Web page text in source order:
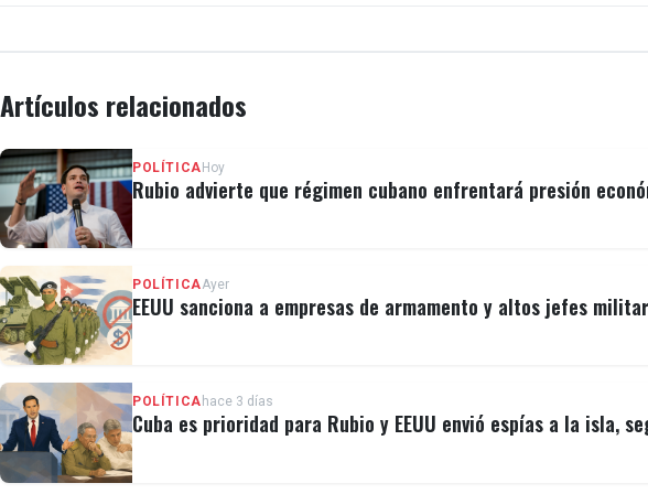
Artículos relacionados
POLÍTICA Hoy
Rubio advierte que régimen cubano enfrentará presión
POLÍTICAAyer
EEUU sanciona a empresas de armamento y altos jefes
POLÍTICA hace 3 días
Cuba es prioridad para Rubio y EEUU envió espías a la isla,